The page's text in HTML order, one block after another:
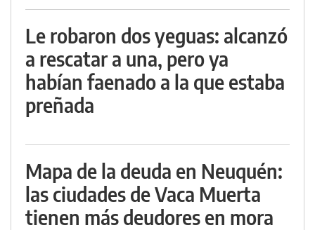
Le robaron dos yeguas: alcanzó
a rescatar a una, pero ya
habían faenado a la que estaba
preñada
Mapa de la deuda en Neuquén:
las ciudades de Vaca Muerta
tienen más deudores en mora